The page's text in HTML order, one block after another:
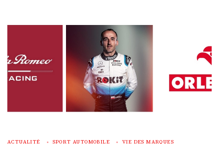
ACTUALITÉ SPORT AUTOMOBILE VIE DES MARQUES